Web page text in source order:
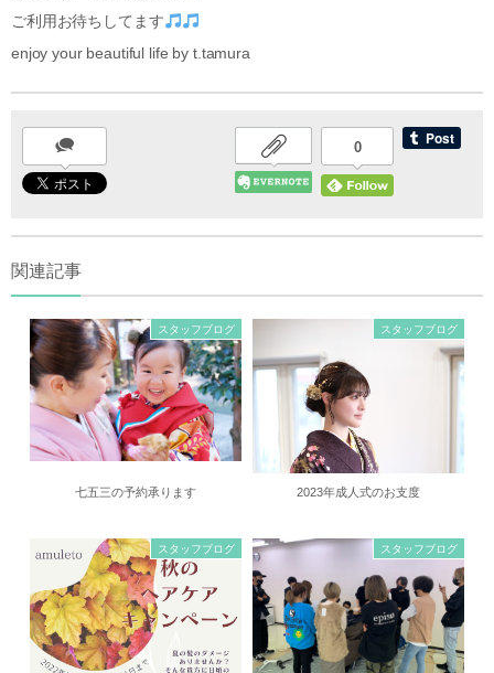
ご利用お待ちしてます
enjoy your beautiful life by t.tamura
0
関連記事
スタッフブログ
七五三の予約承ります
スタッフブログ
2023年成人式のお支度
スタッフブログ スタッフブログ